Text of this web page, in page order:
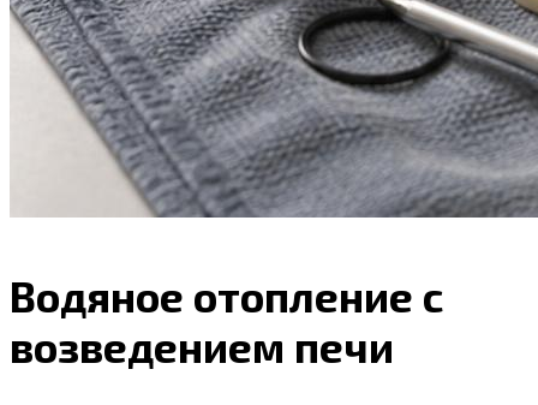
Водяное отопление с
возведением печи